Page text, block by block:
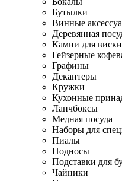
Бутылки
Винные
Деревянная
Камни для виски
Гейзерные
Графины
Декантеры
Кружки
Кухонные
Ланчбоксы
Медная посуда
Наборы для
Пиалы
Подносы
Подставки для
Чайники